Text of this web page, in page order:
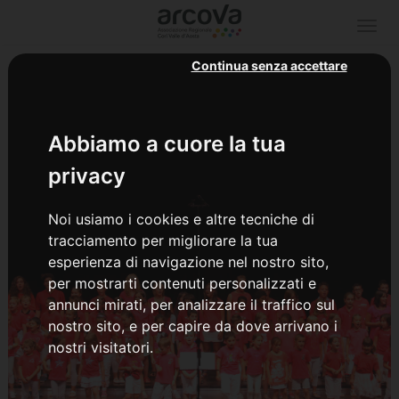
Abbiamo a cuore la tua
privacy
Noi usiamo i cookies e altre tecniche di
tracciamento per migliorare la tua
esperienza di navigazione nel nostro sito,
per mostrarti contenuti personalizzati e
annunci mirati, per analizzare il traffico sul
nostro sito, e per capire da dove arrivano i
nostri visitatori.
Continua senza accettare